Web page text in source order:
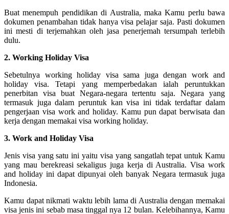
Buat menempuh pendidikan di Australia, maka Kamu perlu bawa
dokumen penambahan tidak hanya visa pelajar saja. Pasti dokumen
ini mesti di terjemahkan oleh jasa penerjemah tersumpah terlebih
dulu.
2. Working Holiday Visa
Sebetulnya working holiday visa sama juga dengan work and
holiday visa. Tetapi yang memperbedakan ialah peruntukkan
penerbitan visa buat Negara-negara tertentu saja. Negara yang
termasuk juga dalam peruntuk kan visa ini tidak terdaftar dalam
pengerjaan visa work and holiday. Kamu pun dapat berwisata dan
kerja dengan memakai visa working holiday.
3. Work and Holiday Visa
Jenis visa yang satu ini yaitu visa yang sangatlah tepat untuk Kamu
yang mau berekreasi sekaligus juga kerja di Australia. Visa work
and holiday ini dapat dipunyai oleh banyak Negara termasuk juga
Indonesia.
Kamu dapat nikmati waktu lebih lama di Australia dengan memakai
visa jenis ini sebab masa tinggal nya 12 bulan. Kelebihannya, Kamu